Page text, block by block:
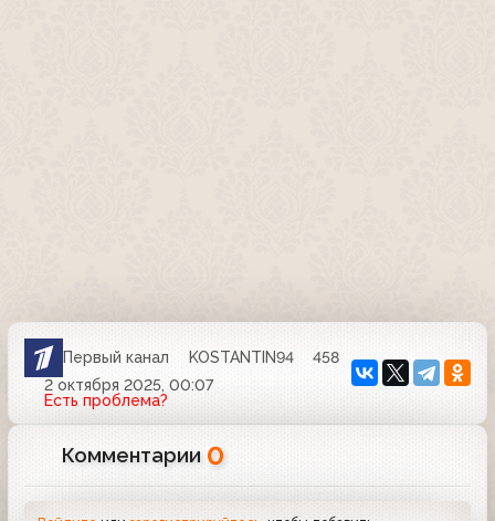
Первый канал KOSTANTIN94
458
2 октября 2025, 00:07
Есть проблема?
Комментарии 0